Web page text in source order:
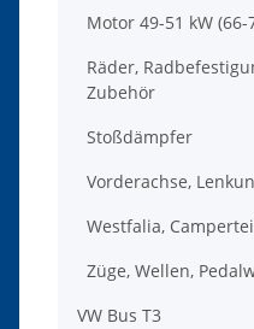
Motor 49-51 kW (66-
Räder,
Zubehör
Stoßdämpfer
Vorderachse,
Westfalia,
Züge, Wellen,
VW Bus T3